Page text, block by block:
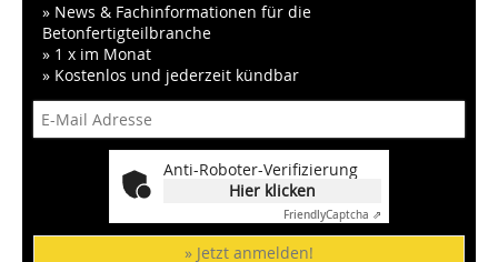
» News & Fachinformationen für die
Betonfertigteilbranche
» 1 x im Monat
» Kostenlos und jederzeit kündbar
Anti-Roboter-Verifizierung
Hier klicken
FriendlyCaptcha ⇗
» Jetzt anmelden!